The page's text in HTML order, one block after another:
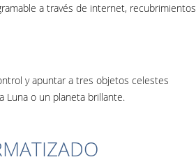
a través de internet,
y apuntar a tres objetos celestes
Luna o un planeta brillante.